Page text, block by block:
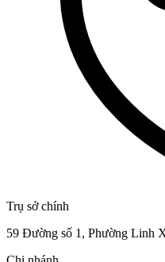
Trụ sở chính
59 Đường số 1, Phường Linh